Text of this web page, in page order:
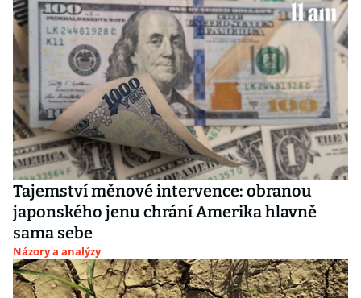
Tajemství měnové intervence: obranou
japonského jenu chrání Amerika hlavně
sama sebe
Názory a analýzy